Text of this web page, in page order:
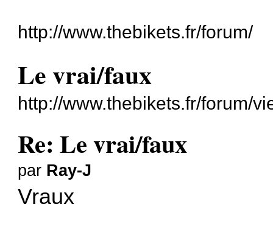
http://www.thebikets.fr/forum/
Le vrai/faux
http://www.thebikets.fr/forum/
Re: Le vrai/faux
par Ray-J
Vraux